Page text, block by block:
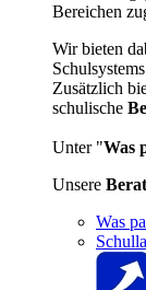
Bereichen
Wir bieten
Zusätzlich
schulische
Unter "Was
Unsere
Was